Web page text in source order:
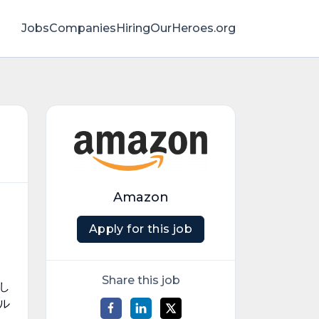
JobsCompaniesHiringOurHeroes.org
Amazon
Apply for this job
Share this job